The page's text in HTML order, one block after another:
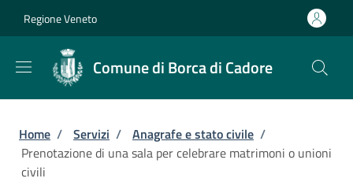
Regione Veneto
Comune di Borca di Cadore
Briciole di pane
Home / Servizi / Anagrafe e stato civile /
Prenotazione di una sala per celebrare matrimoni o unioni
civili